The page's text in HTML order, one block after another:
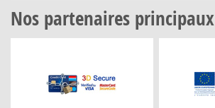
Nos partenaires principaux